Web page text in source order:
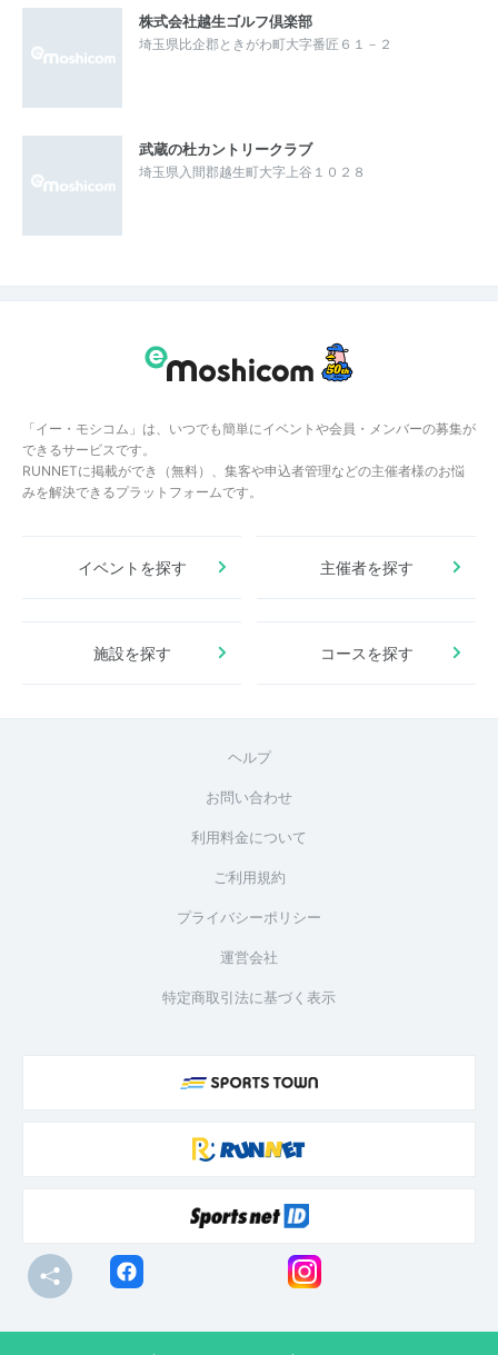
株式会社越生ゴルフ倶楽部
埼玉県比企郡ときがわ町大字番匠６１－２
武蔵の杜カントリークラブ
埼玉県入間郡越生町大字上谷１０２８
「イー・モシコム」は、いつでも簡単にイベントや会員・メンバーの募集が
できるサービスです。
RUNNETに掲載ができ（無料）、集客や申込者管理などの主催者様のお悩
みを解決できるプラットフォームです。
イベントを探す 主催者を探す
施設を探す コースを探す
ヘルプ
お問い合わせ
利用料金について
ご利用規約
プライバシーポリシー
運営会社
特定商取引法に基づく表示